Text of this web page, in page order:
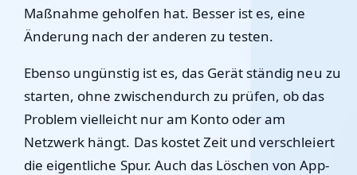
Maßnahme geholfen hat. Besser ist es, eine
Änderung nach der anderen zu testen.
Ebenso ungünstig ist es, das Gerät ständig neu zu
starten, ohne zwischendurch zu prüfen, ob das
Problem vielleicht nur am Konto oder am
Netzwerk hängt. Das kostet Zeit und verschleiert
die eigentliche Spur. Auch das Löschen von App-